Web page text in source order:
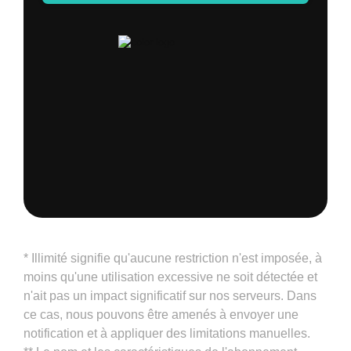
* Illimité signifie qu'aucune restriction n'est imposée, à
moins qu'une utilisation excessive ne soit détectée et
n'ait pas un impact significatif sur nos serveurs. Dans
ce cas, nous pouvons être amenés à envoyer une
notification et à appliquer des limitations manuelles.